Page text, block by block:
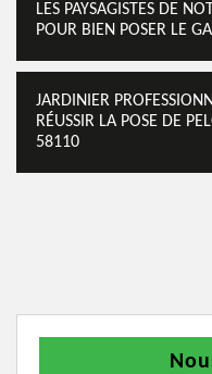
LES PAYSAGISTES DE
POUR BIEN POSER LE
JARDINIER
RÉUSSIR LA POSE DE
58110